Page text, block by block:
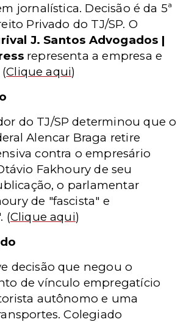
jornalística. Decisão é da 5ª
Privado do TJ/SP. O
J. Santos Advogados |
representa a empresa e
(Clique aqui)
do TJ/SP determinou que o
Alencar Braga retire
contra o empresário
Fakhoury de seu
o parlamentar
de "fascista" e
(Clique aqui)
decisão que negou o
de vínculo empregatício
autônomo e uma
Colegiado